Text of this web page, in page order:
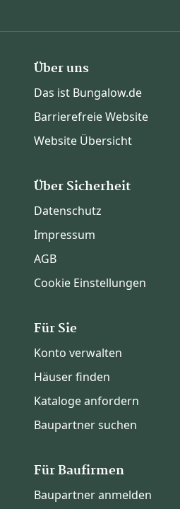
Über uns
Das ist Bungalow.de
Barrierefreie Website
Website Übersicht
Über Sicherheit
Datenschutz
Impressum
AGB
Cookie Einstellungen
Für Sie
Konto verwalten
Häuser finden
Kataloge anfordern
Baupartner suchen
Für Baufirmen
Baupartner anmelden